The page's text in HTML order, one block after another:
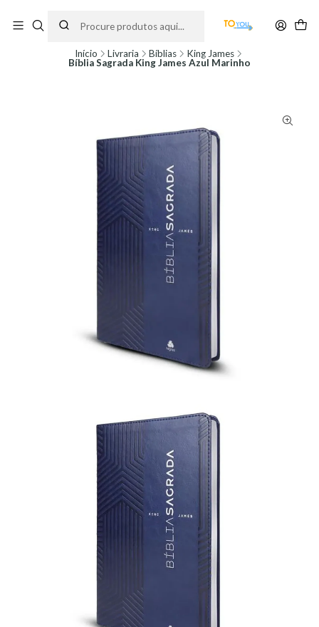
partir do dia 11 de Agosto, às 10H.
Início Livraria Bíblias
King James
Bíblia Sagrada King James Azul Marinho